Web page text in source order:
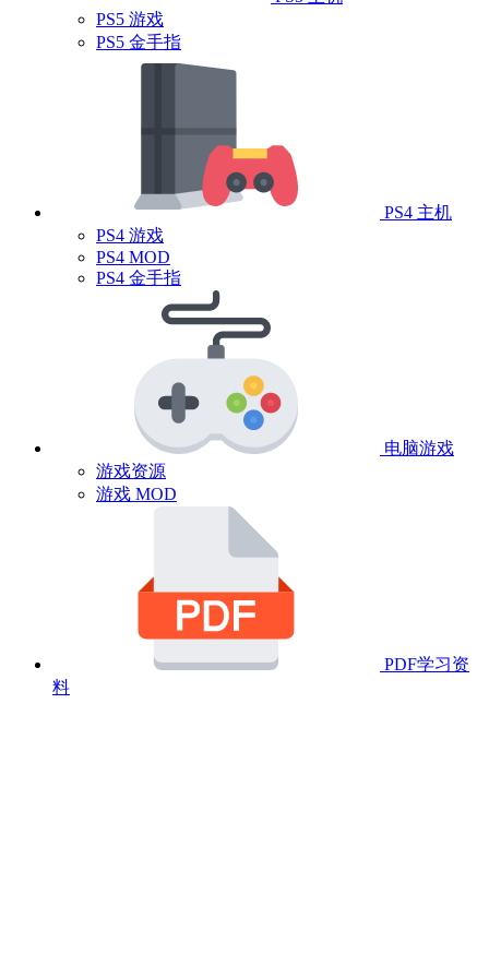
PS5 游戏
PS5 金手指
PS4 主机
PS4 游戏
PS4 MOD
PS4 金手指
电脑游戏
游戏资源
游戏 MOD
PDF学习资
料